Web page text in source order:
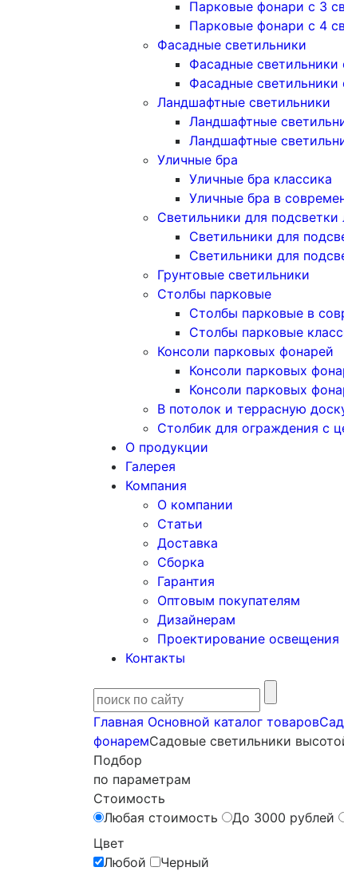
Парковые фонари с 3
Парковые фонари с 4
Фасадные светильники
Фасадные светильники
Фасадные
Ландшафтные светильники
Ландшафтные
Ландшафтные
Уличные бра
Уличные бра классика
Уличные бра в
Светильники для подсветки
Светильники для
Светильники для
Грунтовые светильники
Столбы парковые
Столбы парковые в
Столбы парковые
Консоли парковых фонарей
Консоли парковых
Консоли парковых
В потолок и террасную
Столбик для ограждения с
О продукции
Галерея
Компания
О компании
Статьи
Доставка
Сборка
Гарантия
Оптовым покупателям
Дизайнерам
Проектирование освещения
Контакты
Главная Основной каталог товаров
фонаремСадовые светильники
Подбор
по параметрам
Стоимость
Любая стоимость
До 3000 рублей
Цвет
Любой
Черный